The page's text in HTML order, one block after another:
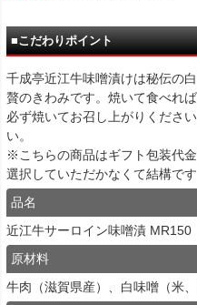
■こだわりポイント
千成亭近江牛味噌漬けは秘伝の
贅のきわみです。焼いて食べれ
必ず焼いてお召し上がりくださ
い。
※こちらの商品はギフト包装代
選択していただかなくて結構です
品名
近江牛サーロイン味噌漬 MR150
原材料
牛肉（滋賀県産）、白味噌（米